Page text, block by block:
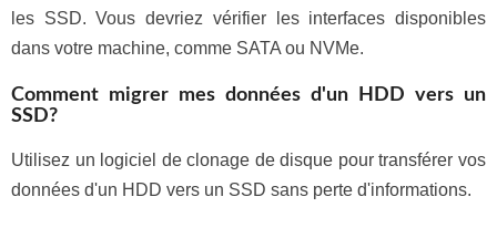
les SSD. Vous devriez vérifier les interfaces disponibles
dans votre machine, comme SATA ou NVMe.
Comment migrer mes données d'un HDD vers un
SSD?
Utilisez un logiciel de clonage de disque pour transférer vos
données d'un HDD vers un SSD sans perte d'informations.